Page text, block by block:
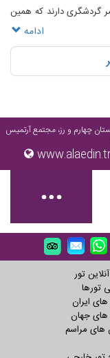
گردشگری دارند که همین
گزاری در این عرصه از
بم قابل روئیت می‌باشد
در بم و ایجاد اشتغال
این ادعا میباشم . برای
ادامه
چهارم و رز، مجتمع آرتمیس
تور
تورها
ایران
جهان
های مراسم